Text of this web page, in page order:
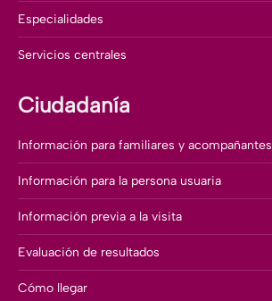
Especialidades
Servicios centrales
Ciudadanía
Información para familiares y acompañantes
Información para la persona usuaria
Información previa a la visita
Evaluación de resultados
Cómo llegar